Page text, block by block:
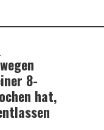
8-
hat,